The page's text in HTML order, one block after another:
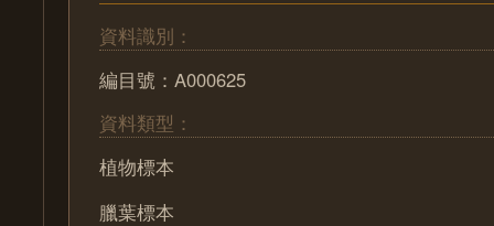
資料識別：
編目號：A000625
資料類型：
植物標本
臘葉標本